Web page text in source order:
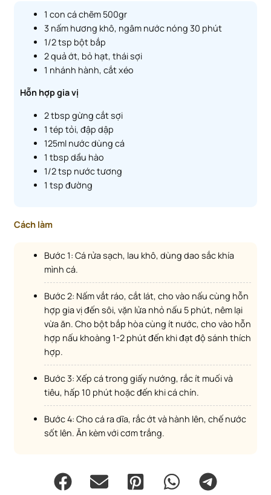
1 con cá chẽm 500gr
3 nấm hương khô, ngâm nước nóng 30 phút
1/2 tsp bột bắp
2 quả ớt, bỏ hạt, thái sợi
1 nhánh hành, cắt xéo
Hỗn hợp gia vị
2 tbsp gừng cắt sợi
1 tép tỏi, đập dập
125ml nước dùng cá
1 tbsp dầu hào
1/2 tsp nước tương
1 tsp đường
Cách làm
Bước 1: Cá rửa sạch, lau khô, dùng dao sắc khía
mình cá.
Bước 2: Nấm vắt ráo, cắt lát, cho vào nấu cùng hỗn
hợp gia vị đến sôi, vặn lửa nhỏ nấu 5 phút, nêm lại
vừa ăn. Cho bột bắp hòa cùng ít nước, cho vào hỗn
hợp nấu khoàng 1-2 phút đến khi đạt độ sánh thích
hợp.
Bước 3: Xếp cá trong giấy nướng, rắc ít muối và
tiêu, hấp 10 phút hoặc đến khi cá chín.
Bước 4: Cho cá ra dĩa, rắc ớt và hành lên, chế nước
sốt lên. Ăn kèm với cơm trắng.